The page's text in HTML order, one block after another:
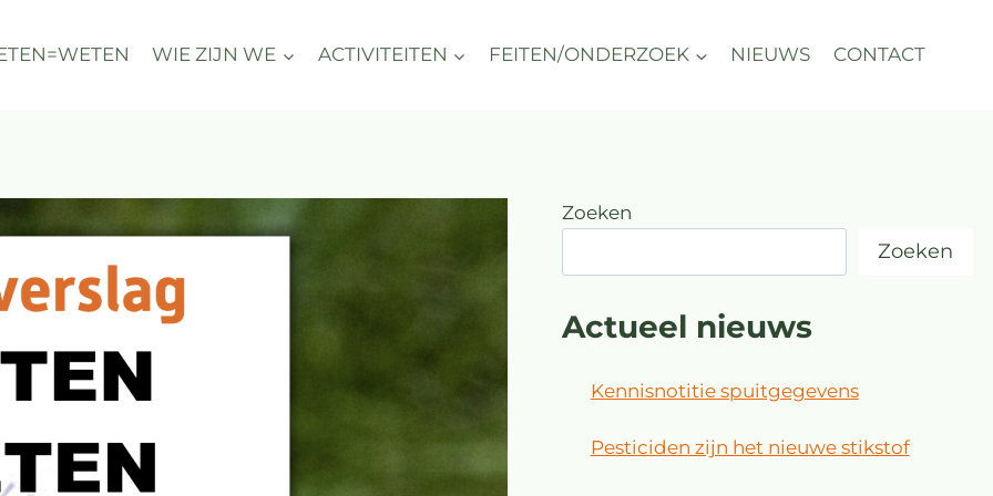
WIE ZIJN WE ACTIVITEITEN FEITEN/ONDERZOEK NIEUWS CONTACT
Zoeken
Zoeken
Actueel nieuws
Kennisnotitie spuitgegevens
Pesticiden zijn het nieuwe stikstof